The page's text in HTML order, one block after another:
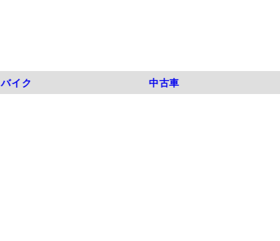
バイク 中古車